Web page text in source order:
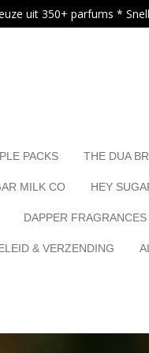
uit 350+ parfums *
PACKS THE DUA
MILK CO HEY
DAPPER FRAGRANCES
& VERZENDING